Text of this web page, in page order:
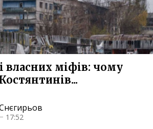
власних міфів: чому
Костянтинів...
17:52